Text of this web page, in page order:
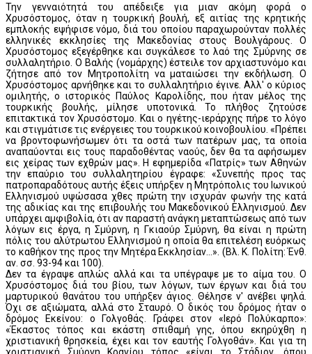
Την γενναιότητά του απέδειξε για μιαν ακόμη φορά ο
Χρυσόστομος, όταν η τουρκική βουλή, εξ αιτίας της κρητικής
εμπλοκής εψήφισε νόμο, διά του οποίου παραχωρούνταν πολλές
ελληνικές εκκλησίες της Μακεδονίας στους Βουλγάρους. Ο
Χρυσόστομος εξεγέρθηκε και συγκάλεσε το λαό της Σμύρνης σε
συλλαλητήριο. Ο Βαλής (νομάρχης) έστειλε τον αρχιαστυνόμο και
ζήτησε από τον Μητροπολίτη να ματαιώσει την εκδήλωση. Ο
Χρυσόστομος αρνήθηκε και το συλλαλητήριο έγινε. Αλλ' ο κύριος
ομιλητής, ο ιστορικός Παύλος Καρολίδης, που ήταν μέλος της
τουρκικής βουλής, μίλησε υποτονικά. Το πλήθος ζητούσε
επιτακτικά τον Χρυσόστομο. Και ο ηγέτης-ιεράρχης πήρε το λόγο
και στιγμάτισε τις ενέργειες του τουρκικού κοινοβουλίου. «Πρέπει
να βροντοφωνήσωμεν ότι τα οστά των πατέρων μας, τα οποία
αναπαύονται εις τους παραδοθέντας ναούς, δεν θα τα αφήσωμεν
εις χείρας των εχθρών μας». Η εφημερίδα «Πατρίς» των Αθηνών
την επαύριο του συλλαλητηρίου έγραφε: «Συνεπής προς τας
πατροπαραδότους αυτής έξεις υπήρξεν η Μητρόπολις του Ιωνικού
Ελληνισμού υψώσασα χθες πρώτη την ισχυράν φωνήν της κατά
της αδικίας και της επιβουλής του Μακεδονικού Ελληνισμού. Δεν
υπάρχει αμφιβολία, ότι αν παραστή ανάγκη μεταπτώσεως από των
λόγων εις έργα, η Σμύρνη, η Γκιαούρ Σμύρνη, θα είναι η πρώτη
πόλις του αλύτρωτου Ελληνισμού η οποία θα επιτελέση ευόρκως
το καθήκον της προς την Μητέρα Εκκλησίαν...». (Βλ. Κ. Πολίτη: Ένθ.
αν. σσ. 93-94 και 100).
Δεν τα έγραψε απλώς αλλά και τα υπέγραψε με το αίμα του. Ο
Χρυσόστομος διά του βίου, των λόγων, των έργων και διά του
μαρτυρικού θανάτου του υπήρξεν άγιος. Θέλησε ν' ανέβει ψηλά.
Όχι σε αξιώματα, αλλά στο Σταυρό. Ο δικός του δρόμος ήταν ο
δρόμος Εκείνου: ο Γολγοθάς. Γράφει στον «Ιερό Πολύκαρπο»:
«Έκαστος τόπος και εκάστη σπιθαμή γης, όπου εκηρύχθη η
χριστιανική θρησκεία, έχει και τον εαυτής Γολγοθάν». Και για τη
χριστιανική Σμύρνη Κρανίου τόπος «είναι το Στάδιον, όπου